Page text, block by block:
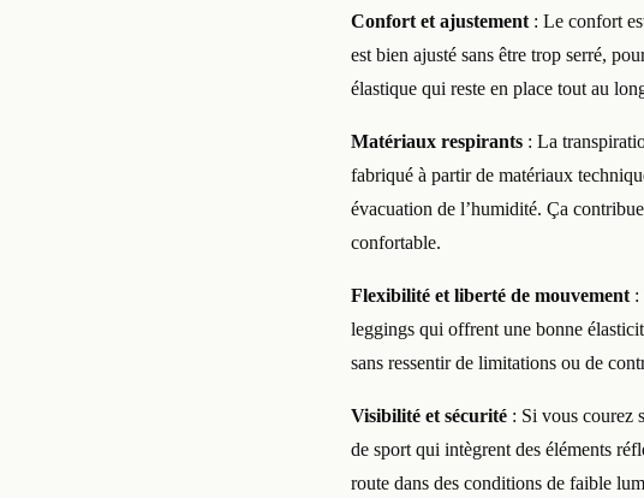
Confort et ajustement : Le confort
est bien ajusté sans être trop serré,
élastique qui reste en place tout au
Matériaux respirants : La
fabriqué à partir de matériaux
évacuation de l’humidité. Ça
confortable.
Flexibilité et liberté de mouvement :
leggings qui offrent une bonne
sans ressentir de limitations ou de
Visibilité et sécurité : Si vous courez
de sport qui intègrent des éléments
route dans des conditions de faible